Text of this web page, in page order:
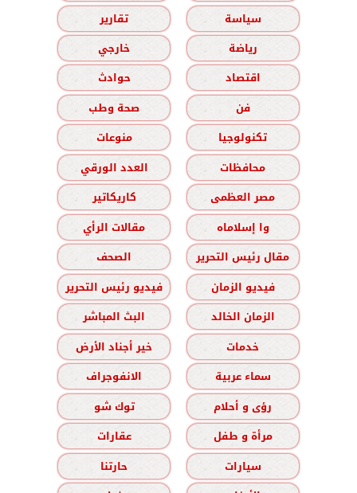
سياسة
تقارير
رياضة
خارجي
اقتصاد
حوادث
فن
صحة وطب
تكنولوجيا
منوعات
محافظات
العدد الورقي
مصر العظمى
كاريكاتير
وا إسلاماه
مقالات الرأي
مقال رئيس التحرير
الصحف
فيديو الزمان
فيديو رئيس التحرير
الزمان الخالد
البث المباشر
خدمات
خير أجناد الأرض
سماء عربية
الانفوجراف
رؤى و أحلام
توك شو
مرأة و طفل
عقارات
سيارات
حارتنا